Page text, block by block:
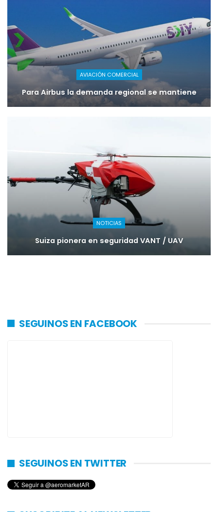
AVIACIÓN COMERCIAL
Para Airbus la demanda regional se mantiene
NOTICIAS
Suiza pionera en seguridad VANT / UAV
SEGUINOS EN FACEBOOK
SEGUINOS EN TWITTER